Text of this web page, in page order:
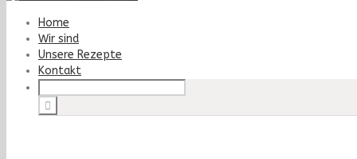
Home
Wir sind
Unsere Rezepte
Kontakt